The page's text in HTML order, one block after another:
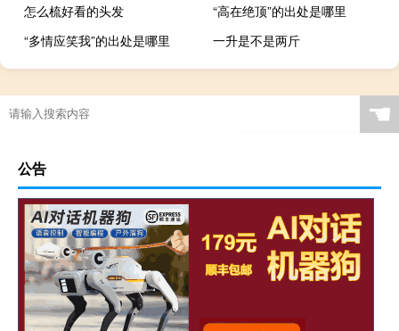
怎么梳好看的头发
“高在绝顶”的出处是哪里
“多情应笑我”的出处是哪里
一升是不是两斤
☚
公告